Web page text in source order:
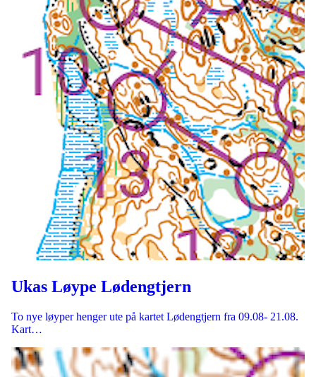
Ukas Løype Lødengtjern
To nye løyper henger ute på kartet Lødengtjern fra 09.08- 21.08.
Kart…